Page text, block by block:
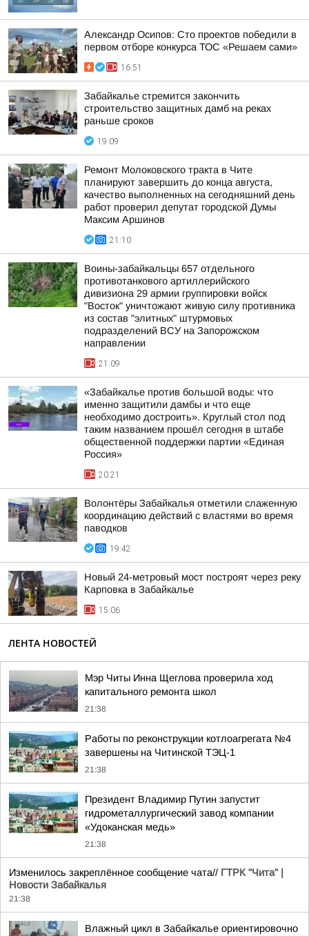
Александр Осипов: Сто проектов победили в
первом отборе конкурса ТОС «Решаем сами»
16:51
Забайкалье стремится закончить
строительство защитных дамб на реках
раньше сроков
19:09
Ремонт Молоковского тракта в Чите
планируют завершить до конца августа,
качество выполненных на сегодняшний день
работ проверил депутат городской Думы
Максим Аршинов
21:10
Воины-забайкальцы 657 отдельного
противотанкового артиллерийского
дивизиона 29 армии группировки войск
"Восток" уничтожают живую силу противника
из состав "элитных" штурмовых
подразделений ВСУ на Запорожском
направлении
21:09
«Забайкалье против большой воды: что
именно защитили дамбы и что еще
необходимо достроить». Круглый стол под
таким названием прошёл сегодня в штабе
общественной поддержки партии «Единая
Россия»
20:21
Волонтёры Забайкалья отметили слаженную
координацию действий с властями во время
паводков
19:42
Новый 24-метровый мост построят через реку
Карповка в Забайкалье
15:06
ЛЕНТА НОВОСТЕЙ
Мэр Читы Инна Щеглова проверила ход
капитального ремонта школ
21:38
Работы по реконструкции котлоагрегата №4
завершены на Читинской ТЭЦ-1
21:38
Президент Владимир Путин запустит
гидрометаллургический завод компании
«Удоканская медь»
21:38
Изменилось закреплённое сообщение чата// ГТРК "Чита" |
Новости Забайкалья
21:38
Влажный цикл в Забайкалье ориентировочно